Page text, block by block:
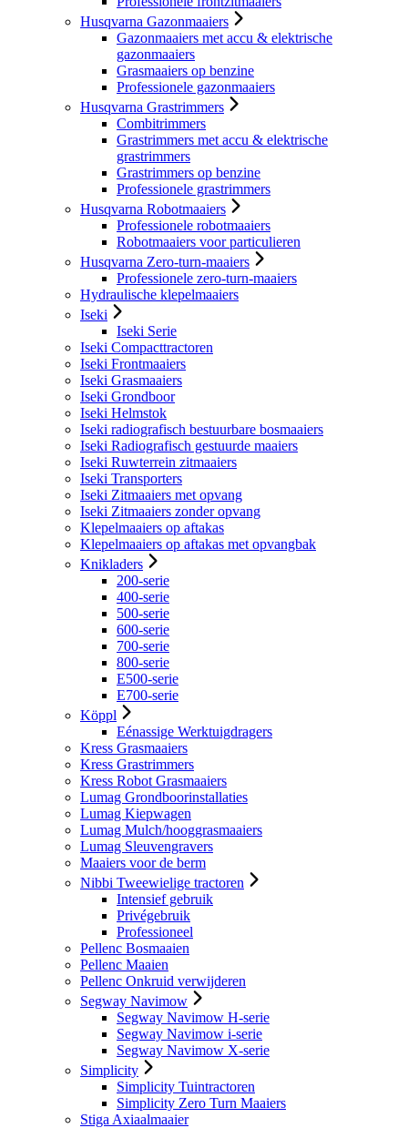
Husqvarna Gazonmaaiers
Gazonmaaiers met accu & elektrische
gazonmaaiers
Grasmaaiers op benzine
Professionele gazonmaaiers
Husqvarna Grastrimmers
Combitrimmers
Grastrimmers met accu & elektrische
grastrimmers
Grastrimmers op benzine
Professionele grastrimmers
Husqvarna Robotmaaiers
Professionele robotmaaiers
Robotmaaiers voor particulieren
Husqvarna Zero-turn-maaiers
Professionele zero-turn-maaiers
Hydraulische klepelmaaiers
Iseki
Iseki Serie
Iseki Compacttractoren
Iseki Frontmaaiers
Iseki Grasmaaiers
Iseki Grondboor
Iseki Helmstok
Iseki radiografisch bestuurbare bosmaaiers
Iseki Radiografisch gestuurde maaiers
Iseki Ruwterrein zitmaaiers
Iseki Transporters
Iseki Zitmaaiers met opvang
Iseki Zitmaaiers zonder opvang
Klepelmaaiers op aftakas
Klepelmaaiers op aftakas met opvangbak
Knikladers
200-serie
400-serie
500-serie
600-serie
700-serie
800-serie
E500-serie
E700-serie
Köppl
Eénassige Werktuigdragers
Kress Grasmaaiers
Kress Grastrimmers
Kress Robot Grasmaaiers
Lumag Grondboorinstallaties
Lumag Kiepwagen
Lumag Mulch/hooggrasmaaiers
Lumag Sleuvengravers
Maaiers voor de berm
Nibbi Tweewielige tractoren
Intensief gebruik
Privégebruik
Professioneel
Pellenc Bosmaaien
Pellenc Maaien
Pellenc Onkruid verwijderen
Segway Navimow
Segway Navimow H-serie
Segway Navimow i-serie
Segway Navimow X-serie
Simplicity
Simplicity Tuintractoren
Simplicity Zero Turn Maaiers
Stiga Axiaalmaaier